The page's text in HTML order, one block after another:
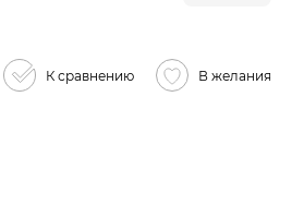
К сравнению В желания